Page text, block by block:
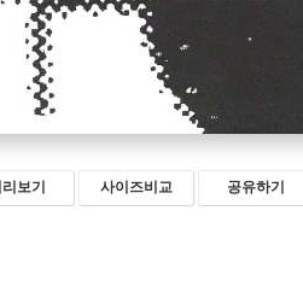
보기 사이즈비교 공유하기